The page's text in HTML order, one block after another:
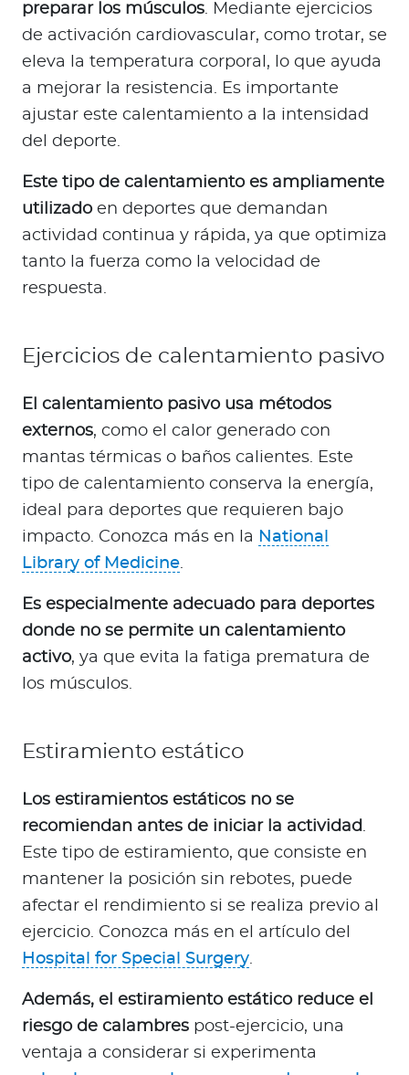
preparar los músculos. Mediante ejercicios
de activación cardiovascular, como trotar, se
eleva la temperatura corporal, lo que ayuda
a mejorar la resistencia. Es importante
ajustar este calentamiento a la intensidad
del deporte.
Este tipo de calentamiento es ampliamente
utilizadoen deportes que demandan
actividad continua y rápida, ya que optimiza
tanto la fuerza como la velocidad de
respuesta.
Ejercicios de calentamiento pasivo
El calentamiento pasivo usa métodos
externos, como el calor generado con
mantas térmicas o baños calientes. Este
tipo de calentamiento conserva la energía,
ideal para deportes que requieren bajo
impacto. Conozca más en la National
Library of Medicine.
Es especialmente adecuado para deportes
donde no se permite un calentamiento
activo, ya que evita la fatiga prematura de
los músculos.
Estiramiento estático
Los estiramientos estáticos no se
recomiendan antes de iniciar la actividad.
Este tipo de estiramiento, que consiste en
mantener la posición sin rebotes, puede
afectar el rendimiento si se realiza previo al
ejercicio. Conozca más en el artículo del
Hospital for Special Surgery.
Además, el estiramiento estático reduce el
riesgo de calambres post-ejercicio, una
ventaja a considerar si experimenta